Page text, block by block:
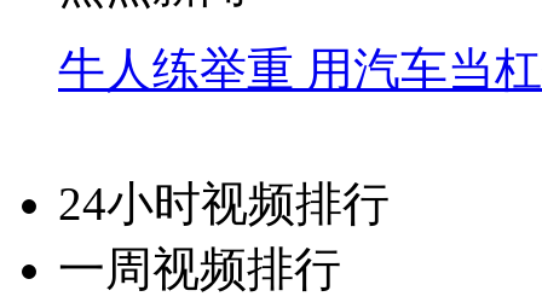
牛人练举重 用汽车当
24小时视频排行
一周视频排行